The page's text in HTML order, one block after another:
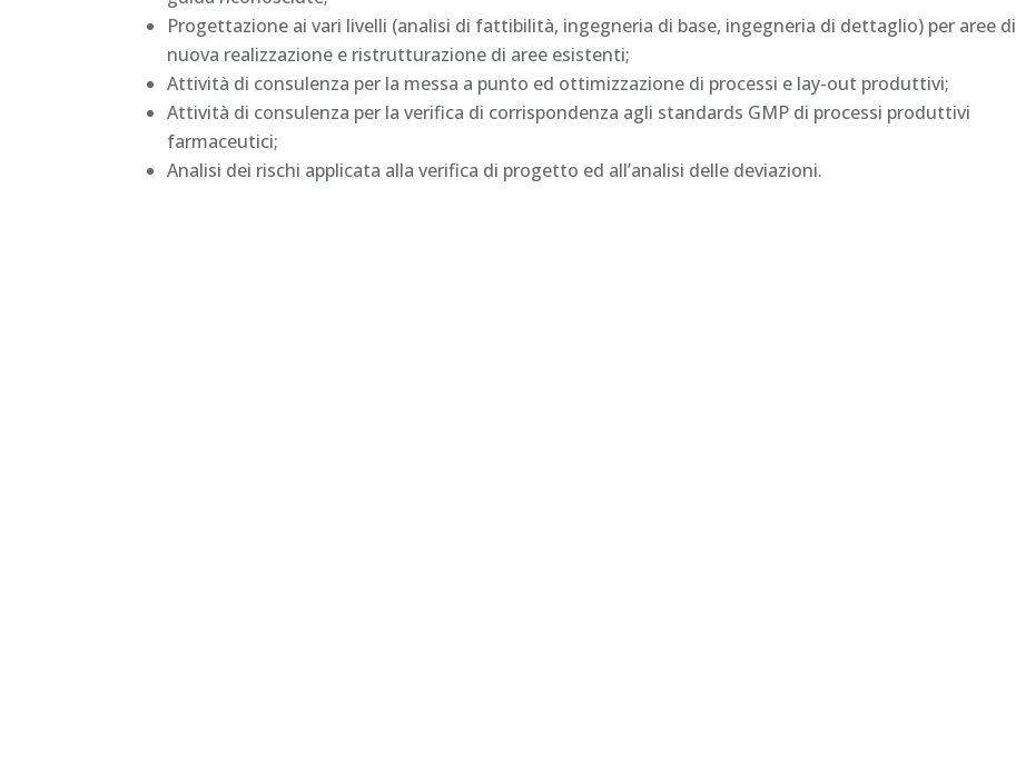
Progettazione ai vari livelli (analisi di fattibilità, ingegneria di base, ingegneria di dettaglio) per aree di
nuova realizzazione e ristrutturazione di aree esistenti;
Attività di consulenza per la messa a punto ed ottimizzazione di processi e lay-out produttivi;
Attività di consulenza per la verifica di corrispondenza agli standards GMP di processi produttivi
farmaceutici;
Analisi dei rischi applicata alla verifica di progetto ed all’analisi delle deviazioni.